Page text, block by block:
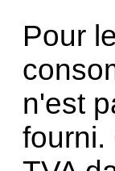
Pour
n'est
fourni.